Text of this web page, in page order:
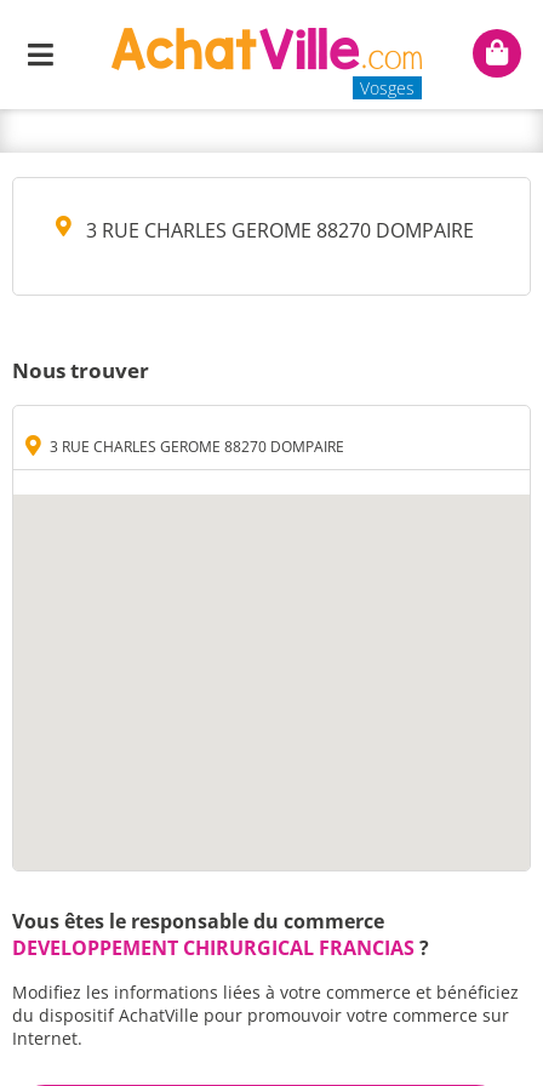
Menu
Vosges
Mon
DEVELOPPEMENT
CHIRURGICAL FRANCIAS
3 RUE CHARLES GEROME 88270 DOMPAIRE
Nous trouver
3 RUE CHARLES GEROME 88270 DOMPAIRE
Vous êtes le responsable du commerce
DEVELOPPEMENT CHIRURGICAL FRANCIAS?
Modifiez les informations liées à votre commerce et bénéficiez
du dispositif AchatVille pour promouvoir votre commerce sur
Internet.